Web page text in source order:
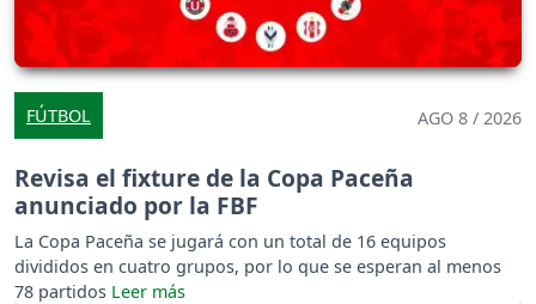
FÚTBOL AGO 8 / 2026
Revisa el fixture de la Copa Paceña
anunciado por la FBF
La Copa Paceña se jugará con un total de 16 equipos
divididos en cuatro grupos, por lo que se esperan al menos
78 partidos